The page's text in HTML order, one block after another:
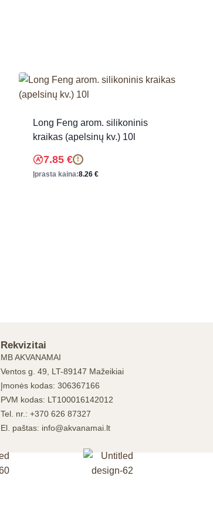
Long Feng arom. silikoninis
kraikas (apelsinų kv.) 10l
7.85 € !
Įprasta kaina:8.26 €
Rekvizitai
MB AKVANAMAI
Ventos g. 49, LT-89147 Mažeikiai
Įmonės kodas: 306367166
PVM kodas: LT100016142012
Tel. nr.: +370 626 87327
El. paštas: info@akvanamai.lt